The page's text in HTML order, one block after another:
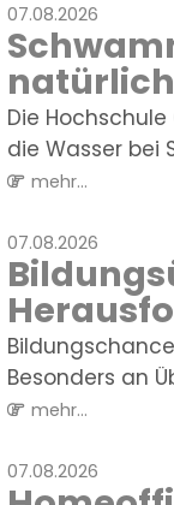
07.08.2026
Die
die Wasser bei
mehr...
07.08.2026
Besonders an
mehr...
07.08.2026